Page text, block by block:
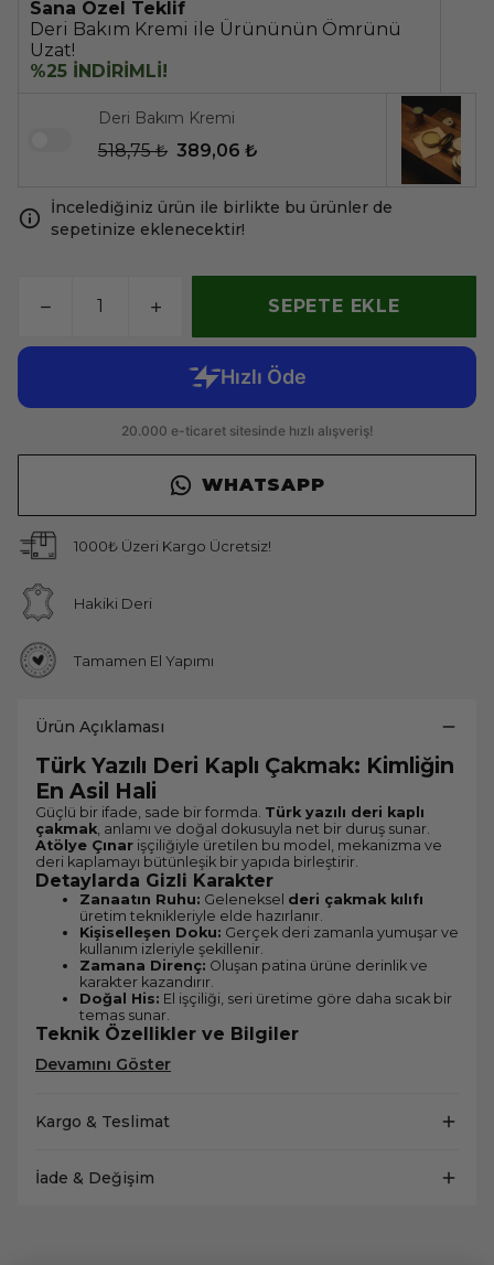
Sana Özel Teklif
Deri Bakım Kremi ile Ürününün Ömrünü
Uzat!
%25 İNDİRİMLİ!
Deri Bakım Kremi
518,75 ₺ 389,06 ₺
İncelediğiniz ürün ile birlikte bu ürünler de
sepetinize eklenecektir!
SEPETE EKLE
WHATSAPP
1000₺ Üzeri Kargo Ücretsiz!
Hakiki Deri
Tamamen El Yapımı
Ürün Açıklaması
Türk Yazılı Deri Kaplı Çakmak: Kimliğin
En Asil Hali
Güçlü bir ifade, sade bir formda. Türk yazılı deri kaplı
çakmak, anlamı ve doğal dokusuyla net bir duruş sunar.
Atölye Çınar işçiliğiyle üretilen bu model, mekanizma ve
deri kaplamayı bütünleşik bir yapıda birleştirir.
Detaylarda Gizli Karakter
Zanaatın Ruhu: Geleneksel deri çakmak kılıfı
üretim teknikleriyle elde hazırlanır.
Kişiselleşen Doku: Gerçek deri zamanla yumuşar ve
kullanım izleriyle şekillenir.
Zamana Direnç: Oluşan patina ürüne derinlik ve
karakter kazandırır.
Doğal His: El işçiliği, seri üretime göre daha sıcak bir
temas sunar.
Teknik Özellikler ve Bilgiler
Devamını Göster
Kargo & Teslimat
İade & Değişim